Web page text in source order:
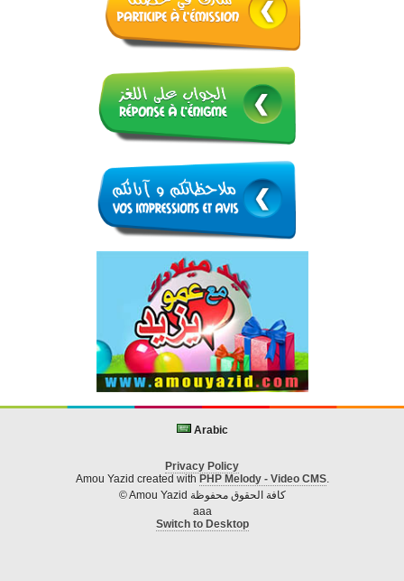
Arabic
Privacy Policy
Amou Yazid created with PHP Melody - Video CMS.
© Amou Yazid كافة الحقوق محفوظة
aaa
Switch to Desktop